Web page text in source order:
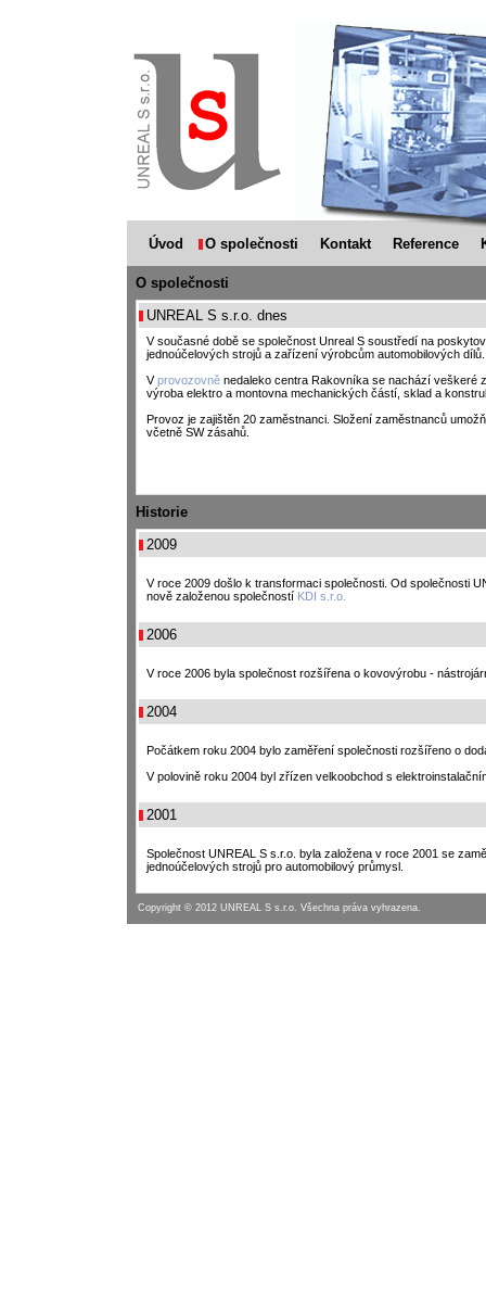
Úvod O společnosti Kontakt Reference
O společnosti
UNREAL S s.r.o. dnes
V současné době se společnost Unreal S soustředí na
jednoúčelových strojů a zařízení výrobcům automobilových dílů.
Vprovozovně nedaleko centra Rakovníka se nachází veškeré
výroba elektro a montovna mechanických částí, sklad a
Provoz je zajištěn 20 zaměstnanci. Složení zaměstnanců
včetně SW zásahů.
Historie
2009
V roce 2009 došlo k transformaci společnosti. Od společnosti
nově založenou společností KDI s.r.o.
2006
V roce 2006 byla společnost rozšířena o kovovýrobu -
2004
Počátkem roku 2004 bylo zaměření společnosti rozšířeno o
V polovině roku 2004 byl zřízen velkoobchod s
2001
Společnost UNREAL S s.r.o. byla založena v roce 2001 se
jednoúčelových strojů pro automobilový průmysl.
Copyright © 2012 UNREAL S s.r.o. Všechna práva vyhrazena.